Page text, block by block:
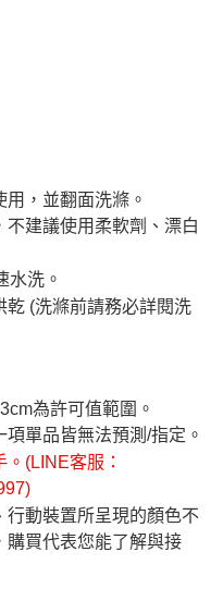
，並翻面洗滌。
建議使用柔軟劑、漂白
洗。
(洗滌前請務必詳閱洗
為許可值範圍。
單品皆無法預測/指定。
(LINE客服：
動裝置所呈現的顏色不
購買代表您能了解與接